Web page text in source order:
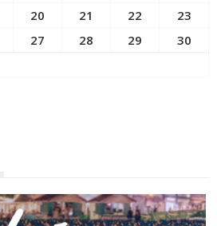
20 21 22
23
27 28 29
30